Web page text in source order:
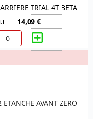
TRIAL 4T BETA
14,09 €
AVANT ZERO